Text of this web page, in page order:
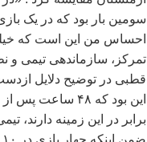
سومين بار بود که در يک
احساس من اين است که
تمرکز، سازماندهی تيمی و
قطبی در توضيح دلايل
اين بود که ۴۸
برابر در اين زمينه دارند،